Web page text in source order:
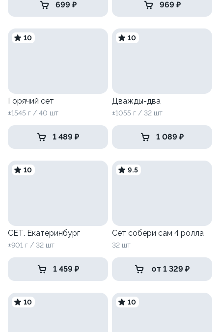
699 ₽ 969 ₽
10
Горячий сет
±1545 г / 40 шт
1 489 ₽
10
Дважды-два
±1055 г / 32 шт
1 089 ₽
10
СЕТ. Екатеринбург
±901 г / 32 шт
1 459 ₽
9.5
Сет собери сам 4 ролла
32 шт
от 1 329 ₽
10 10